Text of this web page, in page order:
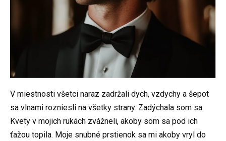
V miestnosti všetci naraz zadržali dych, vzdychy a šepot
sa vlnami rozniesli na všetky strany. Zadýchala som sa.
Kvety v mojich rukách zvážneli, akoby som sa pod ich
ťažou topila. Moje snubné prstienok sa mi akoby vryl do